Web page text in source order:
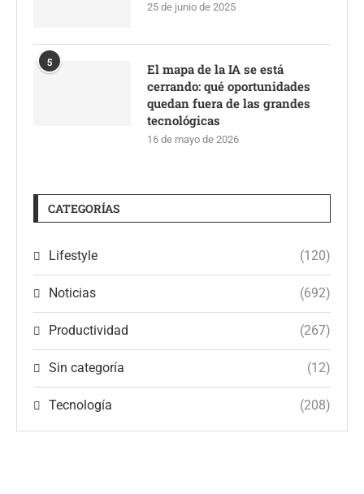
25 de junio de 2025
5
El mapa de la IA se está
cerrando: qué oportunidades
quedan fuera de las grandes
tecnológicas
16 de mayo de 2026
CATEGORÍAS
Lifestyle (120)
Noticias (692)
Productividad (267)
Sin categoría (12)
Tecnología (208)